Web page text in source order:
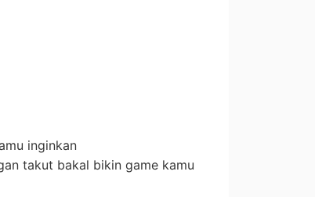
inginkan
takut bakal bikin game kamu